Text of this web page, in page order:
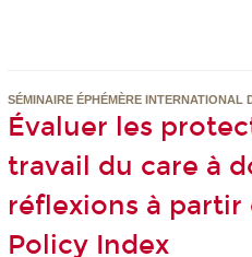
SÉMINAIRE ÉPHÉMÈRE INTERNATIONAL
Évaluer les
travail du care à
réflexions à partir
Policy Index